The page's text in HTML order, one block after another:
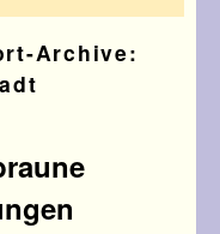
Archive: